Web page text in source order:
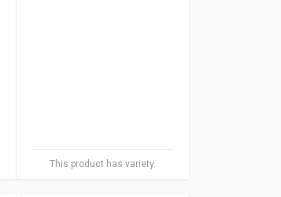
This product has variety.